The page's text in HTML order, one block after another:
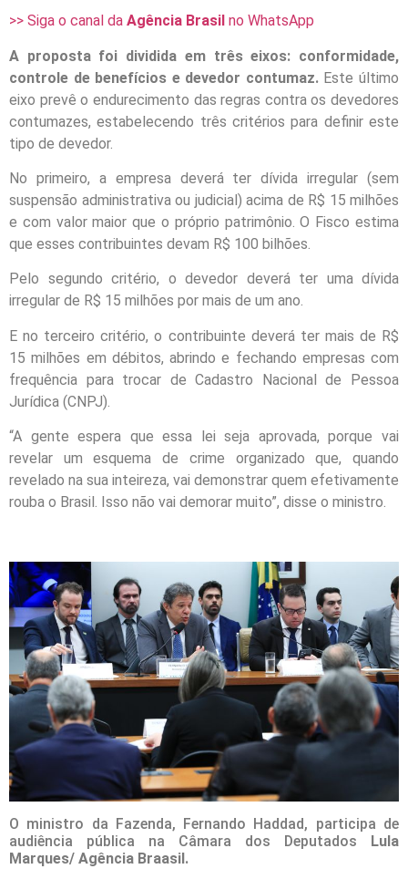
>> Siga o canal da Agência Brasil no WhatsApp
A proposta foi dividida em três eixos: conformidade,
controle de benefícios e devedor contumaz. Este último
eixo prevê o endurecimento das regras contra os devedores
contumazes, estabelecendo três critérios para definir este
tipo de devedor.
No primeiro, a empresa deverá ter dívida irregular (sem
suspensão administrativa ou judicial) acima de R$ 15 milhões
e com valor maior que o próprio patrimônio. O Fisco estima
que esses contribuintes devam R$ 100 bilhões.
Pelo segundo critério, o devedor deverá ter uma dívida
irregular de R$ 15 milhões por mais de um ano.
E no terceiro critério, o contribuinte deverá ter mais de R$
15 milhões em débitos, abrindo e fechando empresas com
frequência para trocar de Cadastro Nacional de Pessoa
Jurídica (CNPJ).
“A gente espera que essa lei seja aprovada, porque vai
revelar um esquema de crime organizado que, quando
revelado na sua inteireza, vai demonstrar quem efetivamente
rouba o Brasil. Isso não vai demorar muito”, disse o ministro.
O ministro da Fazenda, Fernando Haddad, participa de
audiência pública na Câmara dos Deputados
Lula
Marques/ Agência Braasil.